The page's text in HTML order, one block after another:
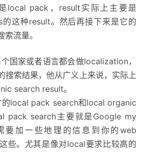
local pack，result实际上主要是
这种result。然后再接下来是它的
流量。
国家或者语言都会做localization，
搜索结果，他从广义上来说，实际上
search result。
的local pack search和local organic
pack search主要就是Google my
要加一些地理的信息到你的web
些。尤其是像对local要求比较高的